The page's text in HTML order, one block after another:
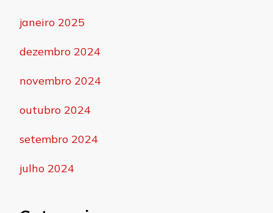
janeiro 2025
dezembro 2024
novembro 2024
outubro 2024
setembro 2024
julho 2024